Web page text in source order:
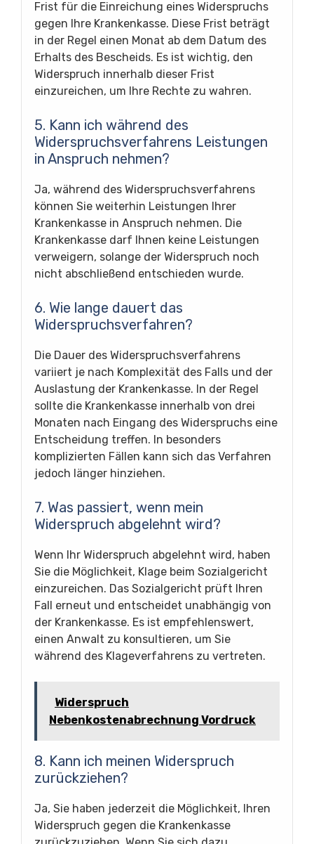
Frist für die Einreichung eines Widerspruchs
gegen Ihre Krankenkasse. Diese Frist beträgt
in der Regel einen Monat ab dem Datum des
Erhalts des Bescheids. Es ist wichtig, den
Widerspruch innerhalb dieser Frist
einzureichen, um Ihre Rechte zu wahren.
5. Kann ich während des
Widerspruchsverfahrens Leistungen
in Anspruch nehmen?
Ja, während des Widerspruchsverfahrens
können Sie weiterhin Leistungen Ihrer
Krankenkasse in Anspruch nehmen. Die
Krankenkasse darf Ihnen keine Leistungen
verweigern, solange der Widerspruch noch
nicht abschließend entschieden wurde.
6. Wie lange dauert das
Widerspruchsverfahren?
Die Dauer des Widerspruchsverfahrens
variiert je nach Komplexität des Falls und der
Auslastung der Krankenkasse. In der Regel
sollte die Krankenkasse innerhalb von drei
Monaten nach Eingang des Widerspruchs eine
Entscheidung treffen. In besonders
komplizierten Fällen kann sich das Verfahren
jedoch länger hinziehen.
7. Was passiert, wenn mein
Widerspruch abgelehnt wird?
Wenn Ihr Widerspruch abgelehnt wird, haben
Sie die Möglichkeit, Klage beim Sozialgericht
einzureichen. Das Sozialgericht prüft Ihren
Fall erneut und entscheidet unabhängig von
der Krankenkasse. Es ist empfehlenswert,
einen Anwalt zu konsultieren, um Sie
während des Klageverfahrens zu vertreten.
Widerspruch
Nebenkostenabrechnung Vordruck
8. Kann ich meinen Widerspruch
zurückziehen?
Ja, Sie haben jederzeit die Möglichkeit, Ihren
Widerspruch gegen die Krankenkasse